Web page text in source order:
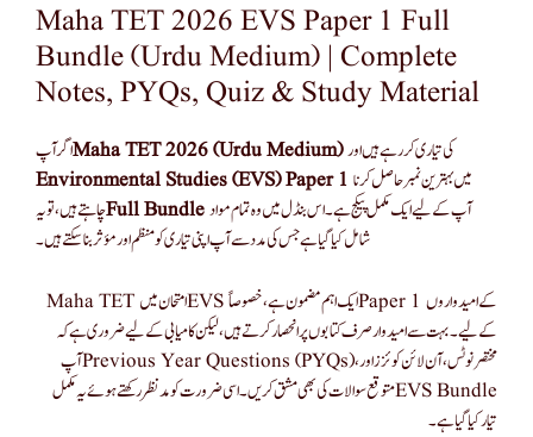
Maha TET 2026 EVS Paper 1 Full
Bundle (Urdu Medium) | Complete
Notes, PYQs, Quiz & Study Material
Maha TET 2026 (Urdu Medium)کی تیاری کر رہے ہیں اور
Environmental Studies (EVS) Paper 1
Full Bundle
شامل کیا گیا ہے جس کی مدد سے آپ اپنی تیاری کو منظم اور مؤثر بنا سکتے ہیں۔
Maha TET امتحان میں EVS ایک اہم مضمون ہے، خصوصاً Paper 1 کے امیدواروں
کے لیے۔ بہت سے امیدوار صرف کتابوں پر انحصار کرتے ہیں، لیکن کامیابی کے لیے ضروری ہے کہ
آپ Previous Year Questions (PYQs)، مختصر نوٹس، آن لائن کوئزز اور
متوقع سوالات کی بھی مشق کریں۔ اسی ضرورت کو مدنظر رکھتے ہوئے یہ مکمل EVS Bundle
تیار کیا گیا ہے۔